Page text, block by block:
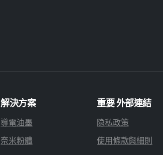
解決方案
導電油墨
奈米粉體
重要外部連結
隐私政策
使用條款與細則